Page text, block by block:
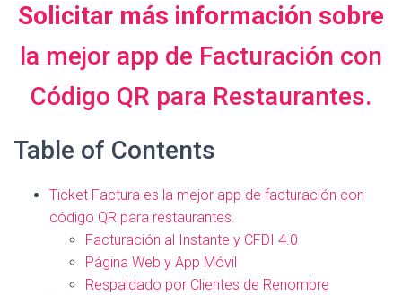
Solicitar más información sobre
la mejor app de Facturación con
Código QR para Restaurantes.
Table of Contents
Ticket Factura es la mejor app de facturación con
código QR para restaurantes.
Facturación al Instante y CFDI 4.0
Página Web y App Móvil
Respaldado por Clientes de Renombre